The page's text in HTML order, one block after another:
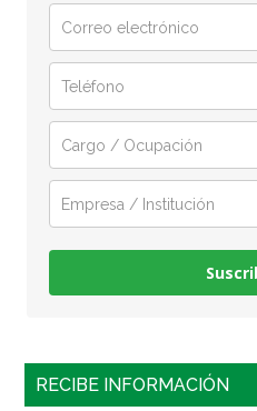
RECIBE INFORMACIÓN